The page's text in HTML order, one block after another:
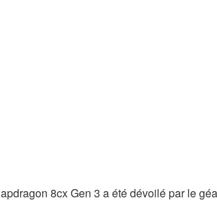
8cx Gen 3 a été dévoilé par le